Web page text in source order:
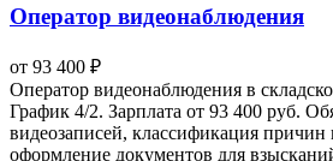
Оператор видеонаблюдения
от 93 400 ₽
Оператор видеонаблюдения в
График 4/2. Зарплата от 93 400 руб.
видеозаписей, классификация причин
оформление документов для